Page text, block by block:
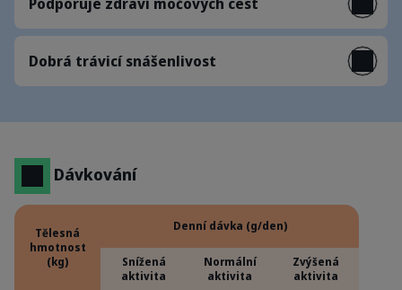
Dobrá trávicí snášenlivost
Dávkování
Tělesná
hmotnost
(kg)
Denní dávka (g/den)
Snížená
aktivita
Normální
aktivita
Zvýšená
aktivita